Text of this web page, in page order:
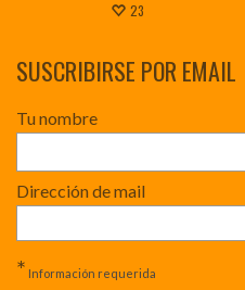
23
SUSCRIBIRSE POR EMAIL
Tu nombre
Dirección de mail
* Información requerida